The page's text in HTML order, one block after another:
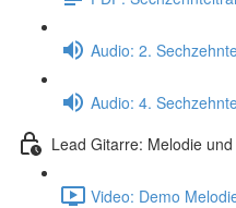
Audio: 2.
Audio: 4.
Lead Gitarre: Melodie und
Video: Demo